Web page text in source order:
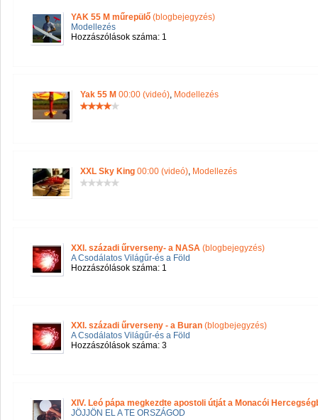
YAK 55 M műrepülő (blogbejegyzés)
Modellezés
Hozzászólások száma: 1
Yak 55 M 00:00 (videó), Modellezés
XXL Sky King 00:00 (videó), Modellezés
XXI. századi űrverseny- a NASA (blogbejegyzés)
A Csodálatos Világűr-és a Föld
Hozzászólások száma: 1
XXI. századi űrverseny - a Buran (blogbejegyzés)
A Csodálatos Világűr-és a Föld
Hozzászólások száma: 3
XIV. Leó pápa megkezdte apostoli útját a Monacói
JÖJJÖN EL A TE ORSZÁGOD